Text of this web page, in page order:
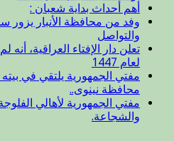
أهم أحداث بداية شعبان :
وفد من محافظة الأنبار يزور
والتواصل
تعلن دار الإفتاء العراقية،
لعام 1447
مفتي الجمهورية يلتقي في
محافظة نينوى..
مفتي الجمهورية لأهالي
والشجاعة.